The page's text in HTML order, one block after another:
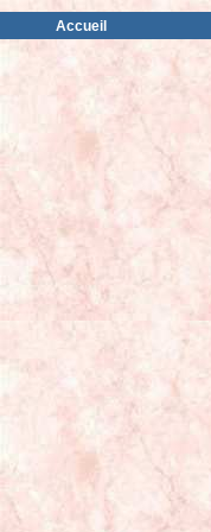
Accueil